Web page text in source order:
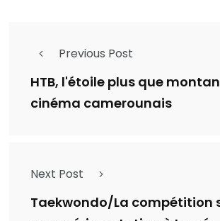
Previous Post
HTB, l'étoile plus que
cinéma camerounais
Next Post
Taekwondo/La compétition